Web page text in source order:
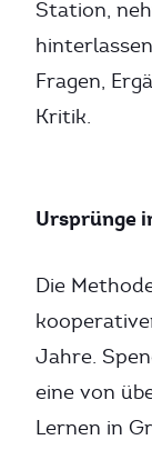
Station,
Fragen,
Kritik.
Ursprünge
Die
Jahre.
eine von
Lernen in